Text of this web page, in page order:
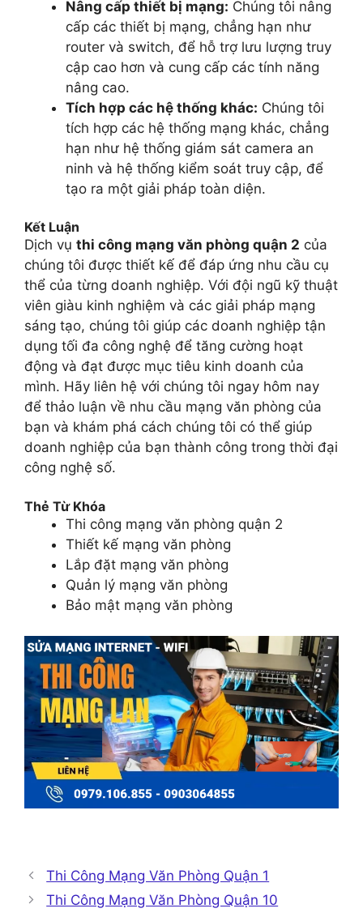
Nâng cấp thiết bị mạng: Chúng tôi nâng
cấp các thiết bị mạng, chẳng hạn như
router và switch, để hỗ trợ lưu lượng truy
cập cao hơn và cung cấp các tính năng
nâng cao.
Tích hợp các hệ thống khác: Chúng tôi
tích hợp các hệ thống mạng khác, chẳng
hạn như hệ thống giám sát camera an
ninh và hệ thống kiểm soát truy cập, để
tạo ra một giải pháp toàn diện.
Kết Luận
Dịch vụ thi công mạng văn phòng quận 2 của
chúng tôi được thiết kế để đáp ứng nhu cầu cụ
thể của từng doanh nghiệp. Với đội ngũ kỹ thuật
viên giàu kinh nghiệm và các giải pháp mạng
sáng tạo, chúng tôi giúp các doanh nghiệp tận
dụng tối đa công nghệ để tăng cường hoạt
động và đạt được mục tiêu kinh doanh của
mình. Hãy liên hệ với chúng tôi ngay hôm nay
để thảo luận về nhu cầu mạng văn phòng của
bạn và khám phá cách chúng tôi có thể giúp
doanh nghiệp của bạn thành công trong thời đại
công nghệ số.
Thẻ Từ Khóa
Thi công mạng văn phòng quận 2
Thiết kế mạng văn phòng
Lắp đặt mạng văn phòng
Quản lý mạng văn phòng
Bảo mật mạng văn phòng
Thi Công Mạng Văn Phòng Quận 1
Thi Công Mạng Văn Phòng Quận 10